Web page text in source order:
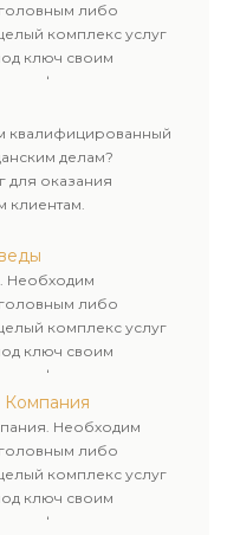
либо
комплекс услуг
ключ своим
физических и
к каждому
квалифицированный
делам?
для оказания
клиентам.
и юридических
клиенту.
Необходим
либо
комплекс услуг
ключ своим
физических и
к каждому
Необходим
либо
комплекс услуг
ключ своим
физических и